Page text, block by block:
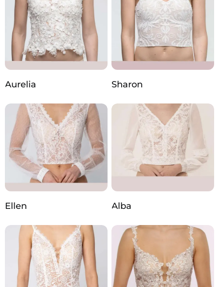
Aurelia Sharon
Ellen Alba